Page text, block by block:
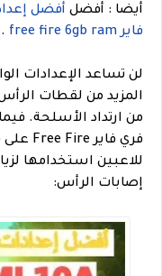
أيضا : أفضل أفضل
فاير free fire 6gb ram
.
لن تساعد الإعدادات
المزيد من لقطات
من ارتداد الأسلحة.
للاعبين استخدامها
إصابات الرأس: